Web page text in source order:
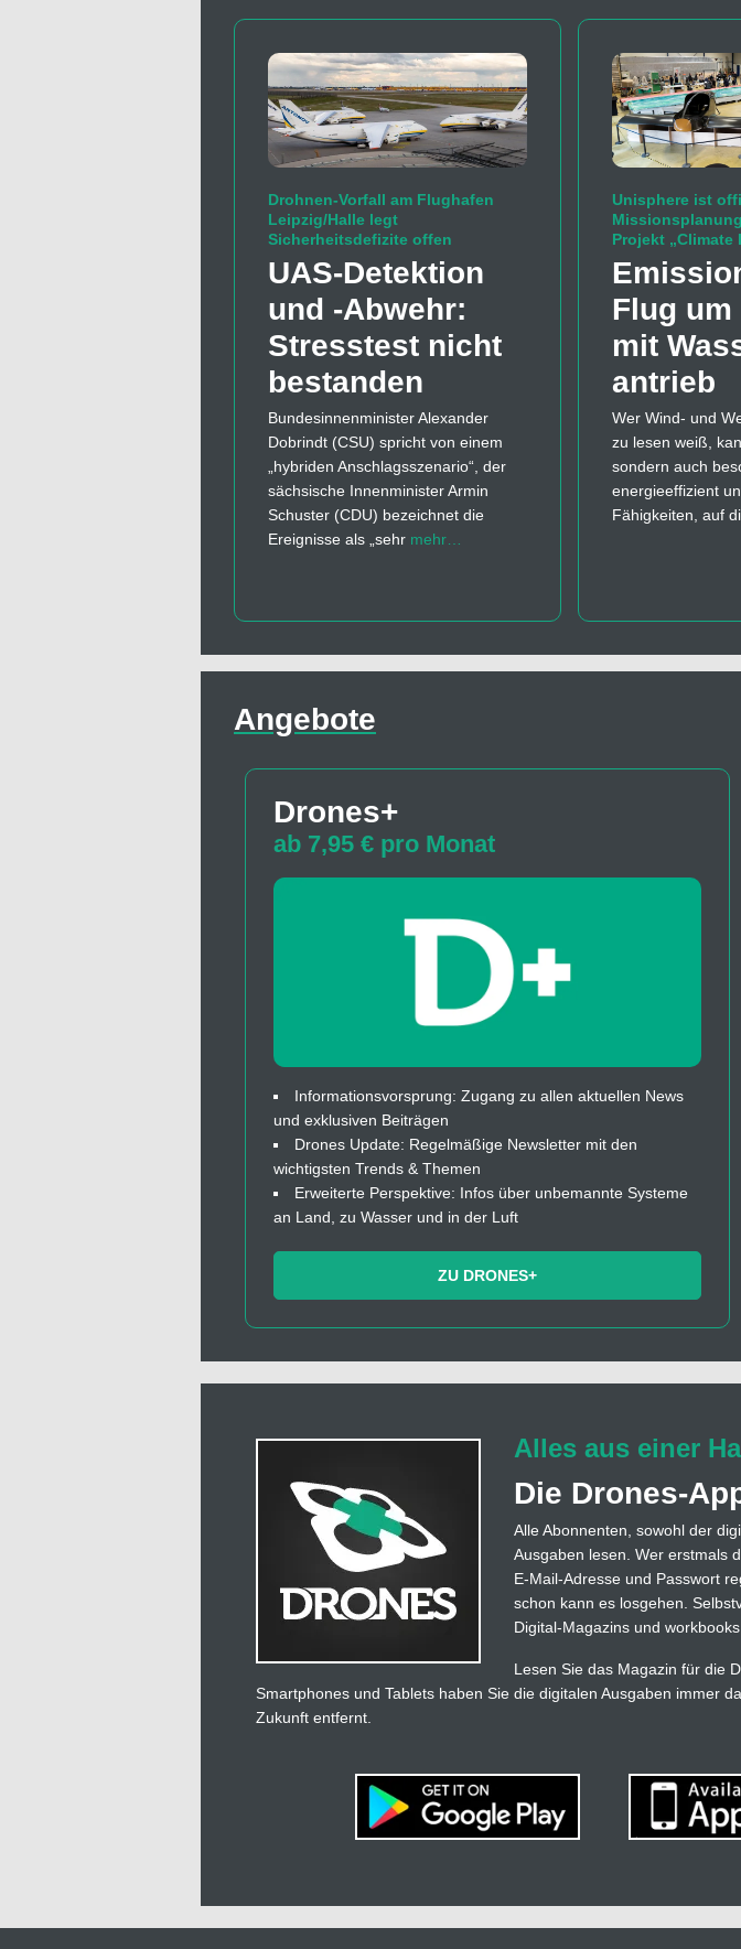
Drohnen-Vorfall am Flughafen
Leipzig/Halle legt
Sicherheitsdefizite offen
UAS-Detektion
und -Abwehr:
Stresstest nicht
bestanden
Bundesinnenminister Alexander
Dobrindt (CSU) spricht von einem
„hybriden Anschlagsszenario“, der
sächsische Innenminister Armin
Schuster (CDU) bezeichnet die
Ereignisse als „sehr mehr…
Unisphere ist
Projekt „Climate
Flug um
mit
antrieb
Wer Wind- und
zu lesen weiß,
sondern auch
energieeffizient
Fähigkeiten, auf
Angebote
Drones+
ab 7,95 € pro Monat
Informationsvorsprung: Zugang zu allen aktuellen News
und exklusiven Beiträgen
Drones Update: Regelmäßige Newsletter mit den
wichtigsten Trends & Themen
Erweiterte Perspektive: Infos über unbemannte Systeme
an Land, zu Wasser und in der Luft
ZU DRONES+
Alles aus einer
Die Drones-
Alle Abonnenten, sowohl der
Ausgaben lesen. Wer erstmals
E-Mail-Adresse und Passwort
schon kann es losgehen.
Digital-Magazins und
Lesen Sie das Magazin für die
Smartphones und Tablets haben Sie die digitalen Ausgaben immer
Zukunft entfernt.